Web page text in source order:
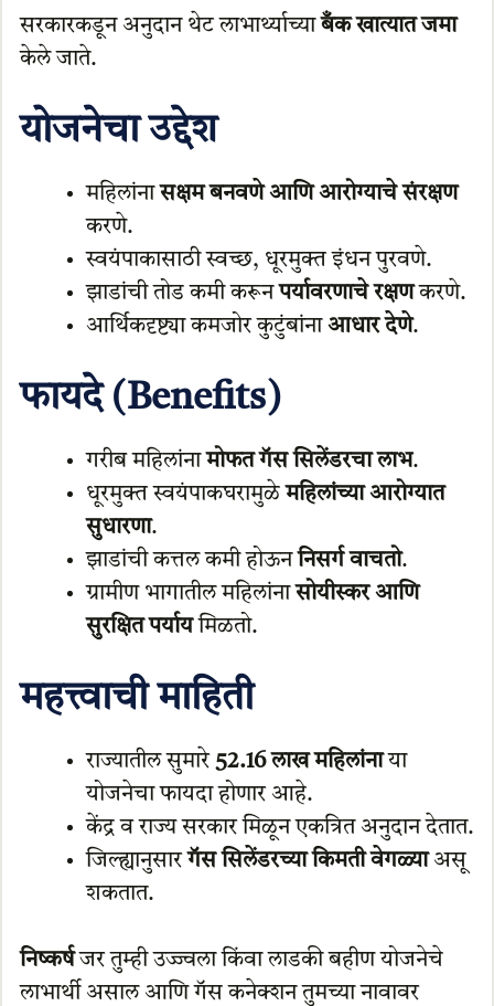
सरकारकडून अनुदान थेट लाभार्थ्याच्याबँक खात्यात जमा
केले जाते.
योजनेचा उद्देश
महिलांनासक्षम बनवणे आणि आरोग्याचे संरक्षण
करणे.
स्वयंपाकासाठी स्वच्छ, धूरमुक्त इंधन पुरवणे.
झाडांची तोड कमी करूनपर्यावरणाचे रक्षणकरणे.
आर्थिकदृष्ट्या कमजोर कुटुंबांना आधार देणे.
फायदे (Benefits)
गरीब महिलांनामोफत गॅस सिलेंडरचा लाभ.
धूरमुक्त स्वयंपाकघरामुळेमहिलांच्या आरोग्यात
सुधारणा.
झाडांची कत्तल कमी होऊननिसर्ग वाचतो.
ग्रामीण भागातील महिलांनासोयीस्कर आणि
सुरक्षित पर्यायमिळतो.
महत्त्वाची माहिती
राज्यातील सुमारे 52.16 लाख महिलांनाया
योजनेचा फायदा होणार आहे.
केंद्र व राज्य सरकार मिळून एकत्रित अनुदान देतात.
जिल्ह्यानुसारगॅस सिलेंडरच्या किमती वेगळ्याअसू
शकतात.
निष्कर्षजर तुम्ही उज्ज्वला किंवा लाडकी बहीण योजनेचे
लाभार्थी असाल आणि गॅस कनेक्शन तुमच्या नावावर